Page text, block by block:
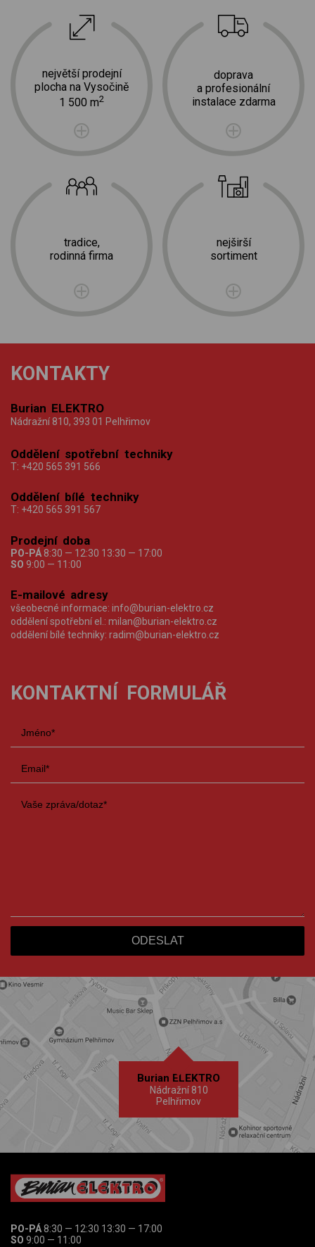
největší prodejní
plocha na Vysočině
1 500 m2
tradice,
rodinná firma
doprava
a profesionální
instalace zdarma
nejširší
sortiment
KONTAKTY
Burian ELEKTRO
Nádražní 810, 393 01 Pelhřimov
Oddělení spotřební techniky
T: +420 565 391 566
Oddělení bílé techniky
T: +420 565 391 567
Prodejní doba
PO-PÁ 8:30 — 12:30 13:30 — 17:00
SO 9:00 — 11:00
E-mailové adresy
všeobecné informace: info@burian-elektro.cz
oddělení spotřební el.: milan@burian-elektro.cz
oddělení bílé techniky: radim@burian-elektro.cz
KONTAKTNÍ FORMULÁŘ
Burian ELEKTRO
Nádražní 810
Pelhřimov
PO-PÁ8:30 — 12:30 13:30 — 17:00
SO 9:00 — 11:00